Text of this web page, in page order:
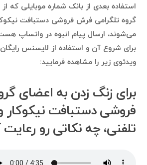
استفاده بعدی از بانک شماره موبایلی که
گروه تلگرامی فرش فروشی دستبافت
می‌شوند، ارسال پیام انبوه در واتساپ
برای شروع آن و استفاده از لایسنس
ویدئوی زیر را مشاهده فرمایید:
برای زنگ زدن به اعضای
فروشی دستبافت نیکوکار و
تلفنی، چه نکاتی رو